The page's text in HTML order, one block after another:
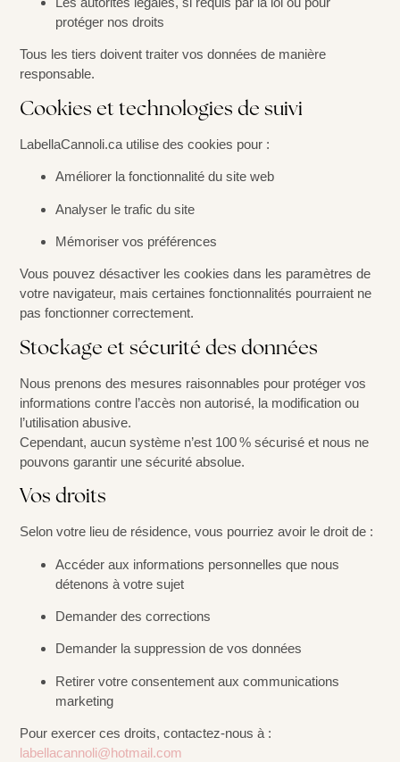
protéger nos droits
Tous les tiers doivent traiter vos données de manière
responsable.
Cookies et technologies de suivi
LabellaCannoli.ca utilise des cookies pour :
Améliorer la fonctionnalité du site web
Analyser le trafic du site
Mémoriser vos préférences
Vous pouvez désactiver les cookies dans les paramètres de
votre navigateur, mais certaines fonctionnalités pourraient ne
pas fonctionner correctement.
Stockage et sécurité des données
Nous prenons des mesures raisonnables pour protéger vos
informations contre l’accès non autorisé, la modification ou
l’utilisation abusive.
Cependant, aucun système n’est 100 % sécurisé et nous ne
pouvons garantir une sécurité absolue.
Vos droits
Selon votre lieu de résidence, vous pourriez avoir le droit de :
Accéder aux informations personnelles que nous
détenons à votre sujet
Demander des corrections
Demander la suppression de vos données
Retirer votre consentement aux communications
marketing
Pour exercer ces droits, contactez-nous à :
labellacannoli@hotmail.com